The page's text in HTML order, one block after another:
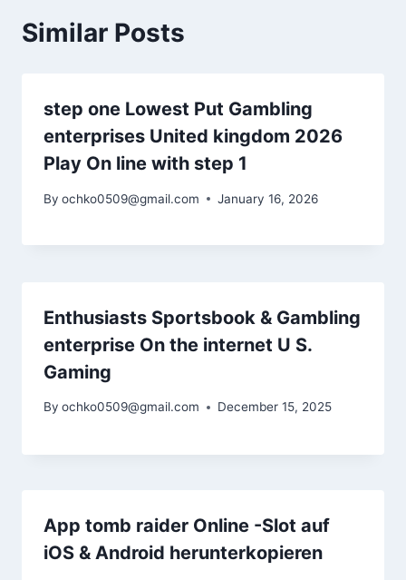
Similar Posts
step one Lowest Put Gambling
enterprises United kingdom 2026
Play On line with step 1
By ochko0509@gmail.com January 16, 2026
Enthusiasts Sportsbook & Gambling
enterprise On the internet U S.
Gaming
By ochko0509@gmail.com December 15, 2025
App tomb raider Online -Slot auf
iOS & Android herunterkopieren